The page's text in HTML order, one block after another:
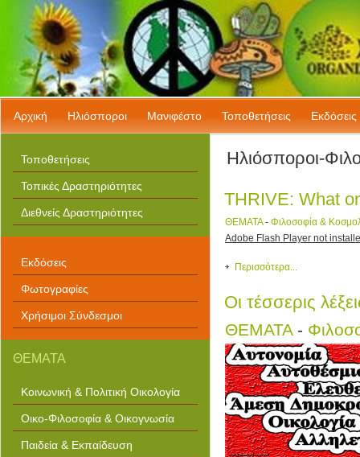
Αρχική Ηλιόσποροι Μανιφέστο Τοποθετήσεις Εκδόσεις
Τοποθετήσεις
Τοπικές Δραστηριότητες
Διεθνείς Δραστηριότητες
Εκδόσεις
Φωτογραφίες
Χρήσιμοι Σύνδεσμοι
ΘΕΜΑΤΑ
Κοινωνική & Πολιτική Οικολογία
Οικο-Φιλοσοφία & Οικογνωσία
Παιδεία & Εκπαίδευση
Ηλιόσποροι-
THRIVE: What
ΘΕΜΑΤΑ- Φιλοσοφία &
Adobe Flash Player not
Περισσότερα...
Οι τέσσερις
ΘΕΜΑΤΑ -